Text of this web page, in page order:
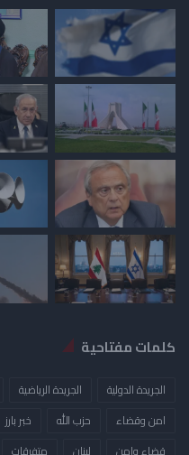
كلمات مفتاحية
الجريدة الدولية الجريدة الرياضية
امن وقضاء
حزب الله خبر بارز
قضاء وامن
لبنان متفرقات